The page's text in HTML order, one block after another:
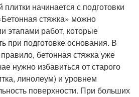
начинается с подготовки
стяжка» можно
этапами работ, которые
при подготовке основания. В
бетонная стяжка уже
нужно избавиться от старого
линолеум) и уровнем
поверхности. При больших